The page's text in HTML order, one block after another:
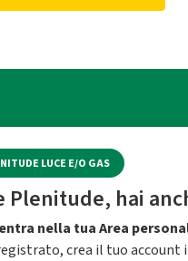
LUCE E/O GAS
Plenitude, hai
nella tua Area
crea il tuo